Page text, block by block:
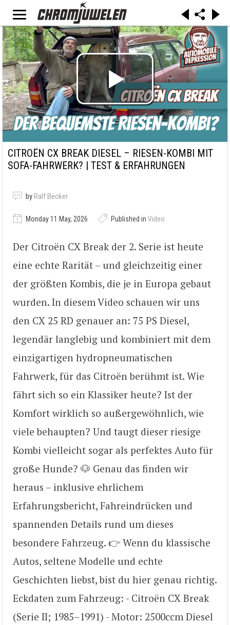
CITROËN CX BREAK DIESEL – RIESEN-KOMBI MIT
SOFA-FAHRWERK? | TEST & ERFAHRUNGEN
by Ralf Becker
Monday 11 May, 2026 Published in Video
Der Citroën CX Break der 2. Serie ist heute
eine echte Rarität – und gleichzeitig einer
der größten Kombis, die je in Europa gebaut
wurden. In diesem Video schauen wir uns
den CX 25 RD genauer an: 75 PS Diesel,
legendär langlebig und kombiniert mit dem
einzigartigen hydropneumatischen
Fahrwerk, für das Citroën berühmt ist. Wie
fährt sich so ein Klassiker heute? Ist der
Komfort wirklich so außergewöhnlich, wie
viele behaupten? Und taugt dieser riesige
Kombi vielleicht sogar als perfektes Auto für
große Hunde? 🐶 Genau das finden wir
heraus – inklusive ehrlichem
Erfahrungsbericht, Fahreindrücken und
spannenden Details rund um dieses
besondere Fahrzeug. 👉 Wenn du klassische
Autos, seltene Modelle und echte
Geschichten liebst, bist du hier genau richtig.
Eckdaten zum Fahrzeug: - Citroën CX Break
(Serie II; 1985–1991) - Motor: 2500ccm Diesel